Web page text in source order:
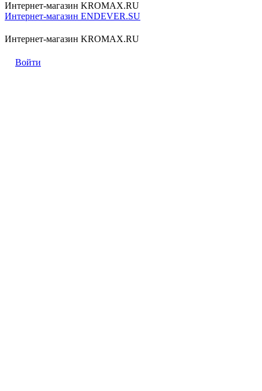
Интернет-магазин KROMAX.RU
Интернет-магазин ENDEVER.SU
Интернет-магазин KROMAX.RU
Войти